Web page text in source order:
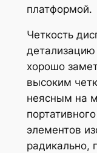
платформой.
Четкость
детализацию
хорошо
высоким
неясным на
элементов
радикально,